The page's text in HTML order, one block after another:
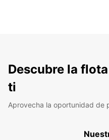
Descubre la
ti
Aprovecha la oportunidad de